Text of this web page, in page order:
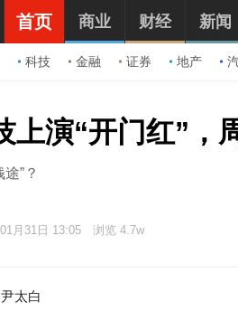
首页
科技 金融 证券 地产
商业 财经 新闻
上演“开门红”，
”？
月31日 13:05 浏览 4.7w
太白